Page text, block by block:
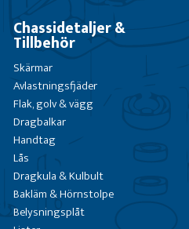
Chassidetaljer &
Tillbehör
Skärmar
Avlastningsfjäder
Flak, golv & vägg
Dragbalkar
Handtag
Lås
Dragkula & Kulbult
Bakläm & Hörnstolpe
Belysningsplåt